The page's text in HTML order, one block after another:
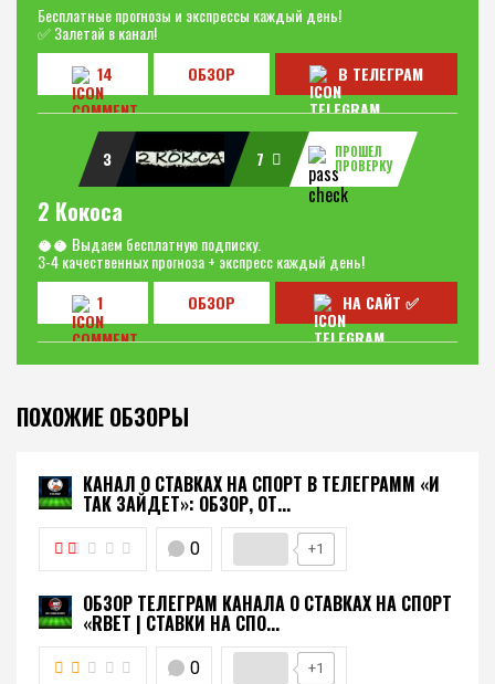
Бесплатные прогнозы и экспрессы каждый день!
✅ Залетай в канал!
14
ОБЗОР В ТЕЛЕГРАМ
3 7
ПРОШЕЛ
ПРОВЕРКУ
2 Кокоса
🥥🥥 Выдаем бесплатную подписку.
3-4 качественных прогноза + экспресс каждый день!
1
ОБЗОР НА САЙТ ✅
ПОХОЖИЕ ОБЗОРЫ
КАНАЛ О СТАВКАХ НА СПОРТ В ТЕЛЕГРАММ «И
ТАК ЗАЙДЕТ»: ОБЗОР, ОТ...
0 +1
ОБЗОР ТЕЛЕГРАМ КАНАЛА О СТАВКАХ НА СПОРТ
«RBET | СТАВКИ НА СПО...
0 +1